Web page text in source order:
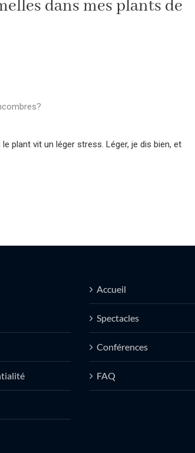
dans mes plants de
plant vit un léger stress. Léger, je dis bien, et
Accueil
Spectacles
Conférences
FAQ